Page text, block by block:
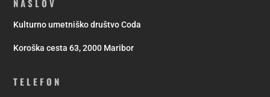
NASLOV
Kulturno umetniško društvo Coda
Koroška cesta 63, 2000 Maribor
TELEFON